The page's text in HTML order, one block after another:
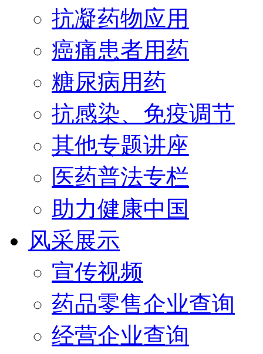
抗凝药物应用
癌痛患者用药
糖尿病用药
抗感染、免疫调节
其他专题讲座
医药普法专栏
助力健康中国
风采展示
宣传视频
药品零售企业查询
经营企业查询